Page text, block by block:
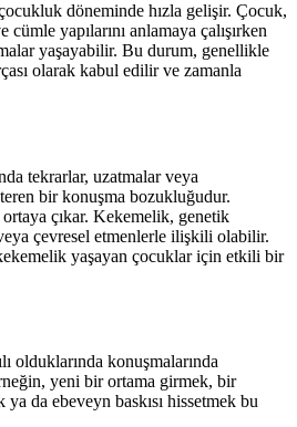
döneminde hızla gelişir. Çocuk,
yapılarını anlamaya çalışırken
yaşayabilir. Bu durum, genellikle
olarak kabul edilir ve zamanla
tekrarlar, uzatmalar veya
bir konuşma bozukluğudur.
çıkar. Kekemelik, genetik
çevresel etmenlerle ilişkili olabilir.
yaşayan çocuklar için etkili bir
olduklarında konuşmalarında
yeni bir ortama girmek, bir
da ebeveyn baskısı hissetmek bu